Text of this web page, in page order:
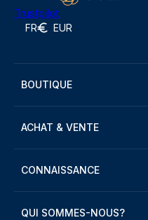
Trustpilot
FR EUR
BOUTIQUE
ACHAT & VENTE
CONNAISSANCE
QUI SOMMES-NOUS?